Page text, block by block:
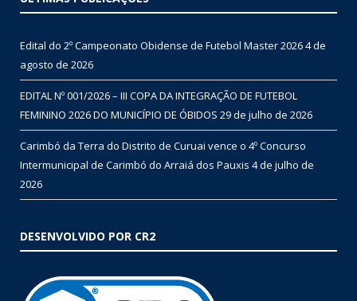
Edital do 2º Campeonato Obidense de Futebol Master 20264 de
agosto de 2026
EDITAL Nº 001/2026 – III COPA DA INTEGRAÇÃO DE FUTEBOL
FEMININO 2026 DO MUNICÍPIO DE ÓBIDOS 29 de julho de 2026
Carimbó da Terra do Distrito de Curuai vence o 4º Concurso
Intermunicipal de Carimbó do Arraiá dos Pauxis 4 de julho de
2026
DESENVOLVIDO POR CR2